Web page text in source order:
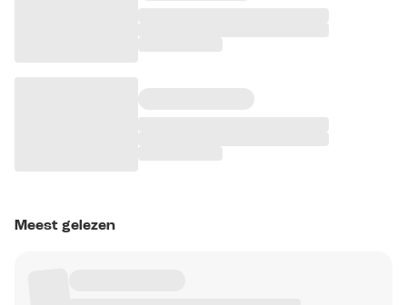
Meest gelezen